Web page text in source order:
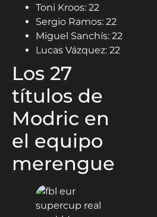
Toni Kroos: 22
Sergio Ramos: 22
Miguel Sanchís: 22
Lucas Vázquez: 22
Los 27
títulos de
Modric en
el equipo
merengue